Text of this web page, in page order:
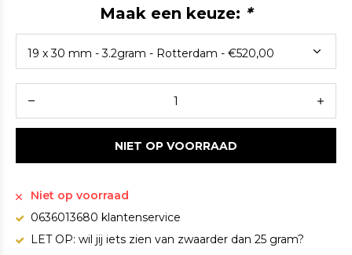
Maak een keuze: *
NIET OP VOORRAAD
Niet op voorraad
0636013680 klantenservice
LET OP: wil jij iets zien van zwaarder dan 25 gram?